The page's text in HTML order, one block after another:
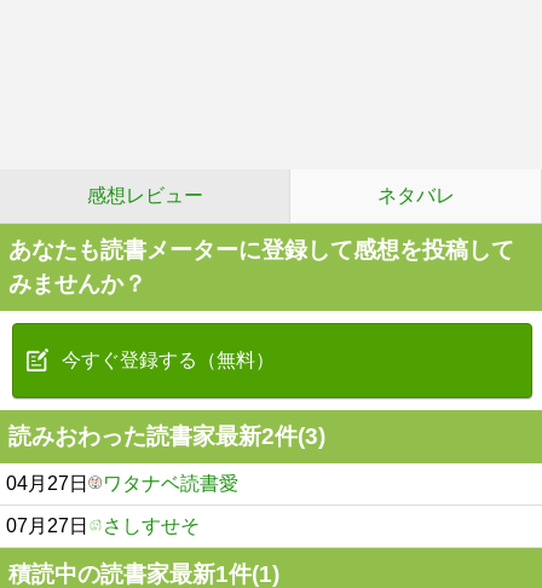
感想レビュー ネタバレ
あなたも読書メーターに登録して感想を投稿して
みませんか？
今すぐ登録する（無料）
読みおわった読書家最新2件(3)
04月27日 ワタナベ読書愛
07月27日 さしすせそ
積読中の読書家最新1件(1)